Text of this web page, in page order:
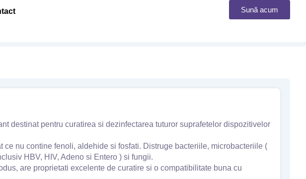
Sună acum
destinat pentru curatirea si dezinfectarea tuturor suprafetelor dispozitivelor
ce nu contine fenoli, aldehide si fosfati. Distruge bacteriile, microbacteriile (
HBV, HIV, Adeno si Entero ) si fungii.
are proprietati excelente de curatire si o compatibilitate buna cu